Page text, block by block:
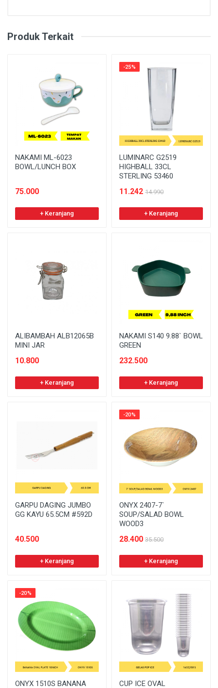
Produk Terkait
NAKAMI ML-6023
BOWL/LUNCH BOX
75.000
+ Keranjang
-25%
LUMINARC G2519
HIGHBALL 33CL
STERLING 53460
11.242 14.990
+ Keranjang
ALIBAMBAH ALB12065B
MINI JAR
10.800
+ Keranjang
NAKAMI S140 9.88` BOWL
GREEN
232.500
+ Keranjang
GARPU DAGING JUMBO
GG KAYU 65.5CM #592D
40.500
+ Keranjang
-20%
ONYX 2407-7`
SOUP/SALAD BOWL
WOOD3
28.400 35.500
+ Keranjang
-20%
ONYX 1510S BANANA CUP ICE OVAL